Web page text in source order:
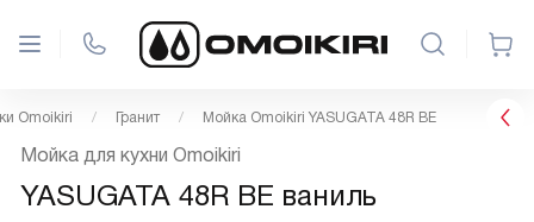
Omoikiri Гранит Мойка Omoikiri YASUGATA 48R BE
Мойка для кухни Omoikiri
YASUGATA 48R BE ваниль